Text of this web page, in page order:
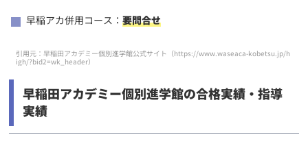
早稲アカ併用コース：要問合せ
引用元：早稲田アカデミー個別進学館公式サイト（https://www.waseaca-kobetsu.jp/h
igh/?bid2=wk_header）
早稲田アカデミー個別進学館の合格実績・指導
実績